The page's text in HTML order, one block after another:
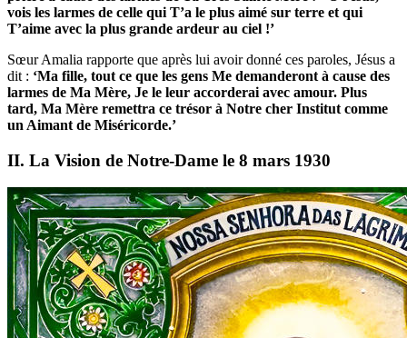
vois les larmes de celle qui T’a le plus aimé sur terre et qui
T’aime avec la plus grande ardeur au ciel !’
Sœur Amalia rapporte que après lui avoir donné ces paroles, Jésus a
dit : ‘Ma fille, tout ce que les gens Me demanderont à cause des
larmes de Ma Mère, Je le leur accorderai avec amour. Plus
tard, Ma Mère remettra ce trésor à Notre cher Institut comme
un Aimant de Miséricorde.’
II. La Vision de Notre-Dame le 8 mars 1930